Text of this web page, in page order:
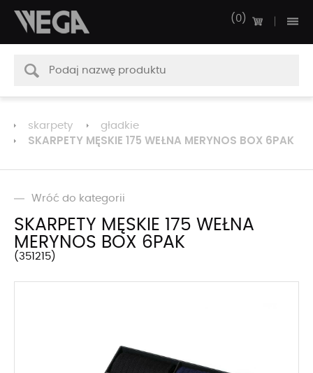
0
skarpety gładkie
SKARPETY MĘSKIE 175 WEŁNA MERYNOS BOX 6PAK
Wróć do kategorii
SKARPETY MĘSKIE 175 WEŁNA
MERYNOS BOX 6PAK
351215